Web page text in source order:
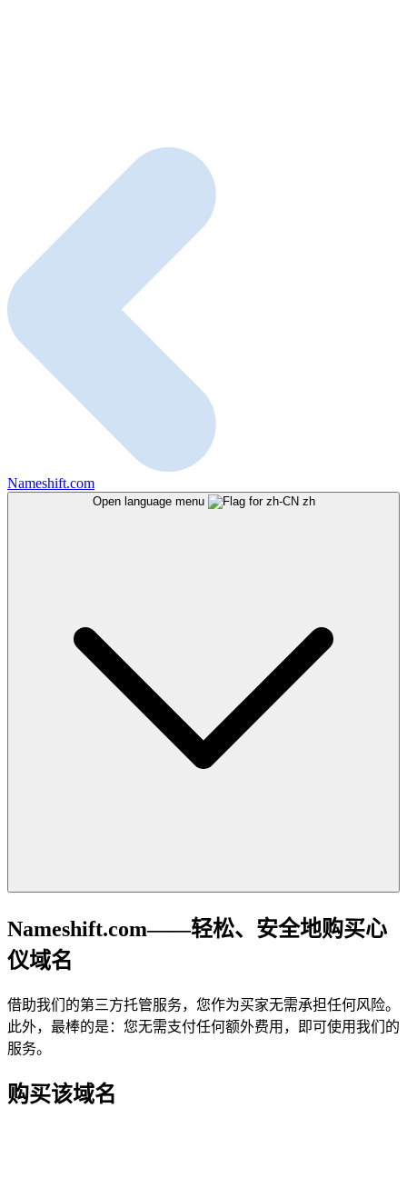
Nameshift.com
Open language menu zh
Nameshift.com——轻松、安全地购买心
仪域名
借助我们的第三方托管服务，您作为买家无需承担任何风险。
此外，最棒的是：您无需支付任何额外费用，即可使用我们的
服务。
购买该域名